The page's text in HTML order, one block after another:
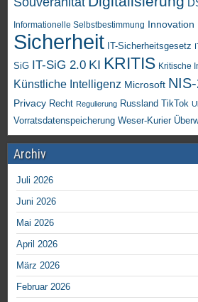
Informationelle Selbstbestimmung Innovation
Sicherheit IT-Sicherheitsgesetz
SiG IT-SiG 2.0 KI KRITIS Kritische
Künstliche Intelligenz Microsoft
Privacy Recht Regulierung Russland TikTok
Vorratsdatenspeicherung Weser-Kurier
Archiv
Juli 2026
Juni 2026
Mai 2026
April 2026
März 2026
Februar 2026